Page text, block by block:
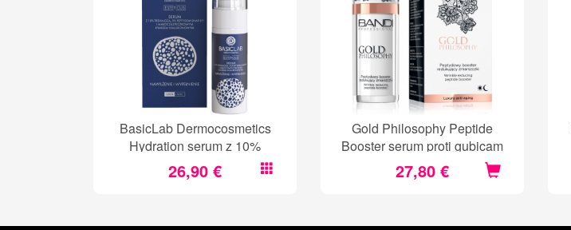
BasicLab Dermocosmetics
Hydration serum z 10%
trehaloze, 5% Snap8 peptidov
in hialuronsko kislino
26,90 €
Gold Philosophy Peptide
Booster serum proti gubicam
27,80 €